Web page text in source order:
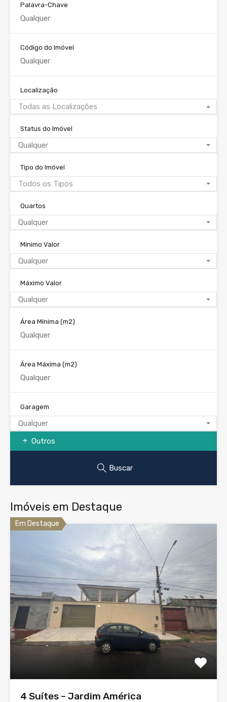
Palavra-Chave
Código do Imóvel
Localização
Todas as Localizações
Status do Imóvel
Qualquer
Tipo do Imóvel
Todos os Tipos
Quartos
Qualquer
Mínimo Valor
Qualquer
Máximo Valor
Qualquer
Área Mínima (m2)
Área Máxima (m2)
Garagem
Qualquer
Outros
Buscar
Imóveis em Destaque
Em Destaque
4 Suítes – Jardim América